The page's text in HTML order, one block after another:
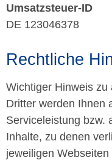
Umsatzsteuer-ID
DE 123046378
Rechtliche
Wichtiger Hinweis zu
Dritter werden Ihnen
Serviceleistung bzw.
Inhalte, zu denen
jeweiligen